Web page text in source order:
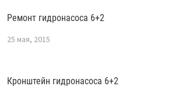
Ремонт гидронасоса 6+2
25 мая, 2015
Кронштейн гидронасоса 6+2